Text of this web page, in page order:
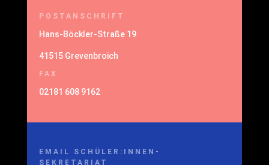
POSTANSCHRIFT
Hans-Böckler-Straße 19
41515 Grevenbroich
FAX
02181 608 9162
EMAIL SCHÜLER:INNEN-
SEKRETARIAT